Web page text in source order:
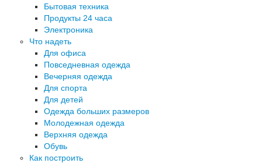
Бытовая техника
Продукты 24 часа
Электроника
Что надеть
Для офиса
Повседневная одежда
Вечерняя одежда
Для спорта
Для детей
Одежда больших размеров
Молодежная одежда
Верхняя одежда
Обувь
Как построить